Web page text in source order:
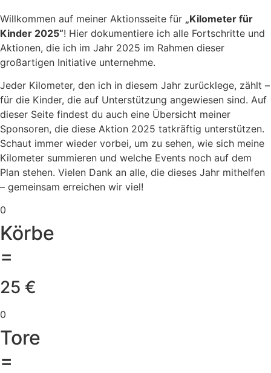
Willkommen auf meiner Aktionsseite für „Kilometer für
Kinder 2025“! Hier dokumentiere ich alle Fortschritte und
Aktionen, die ich im Jahr 2025 im Rahmen dieser
großartigen Initiative unternehme.
Jeder Kilometer, den ich in diesem Jahr zurücklege, zählt –
für die Kinder, die auf Unterstützung angewiesen sind. Auf
dieser Seite findest du auch eine Übersicht meiner
Sponsoren, die diese Aktion 2025 tatkräftig unterstützen.
Schaut immer wieder vorbei, um zu sehen, wie sich meine
Kilometer summieren und welche Events noch auf dem
Plan stehen. Vielen Dank an alle, die dieses Jahr mithelfen
– gemeinsam erreichen wir viel!
0
Körbe
=
25 €
0
Tore
=